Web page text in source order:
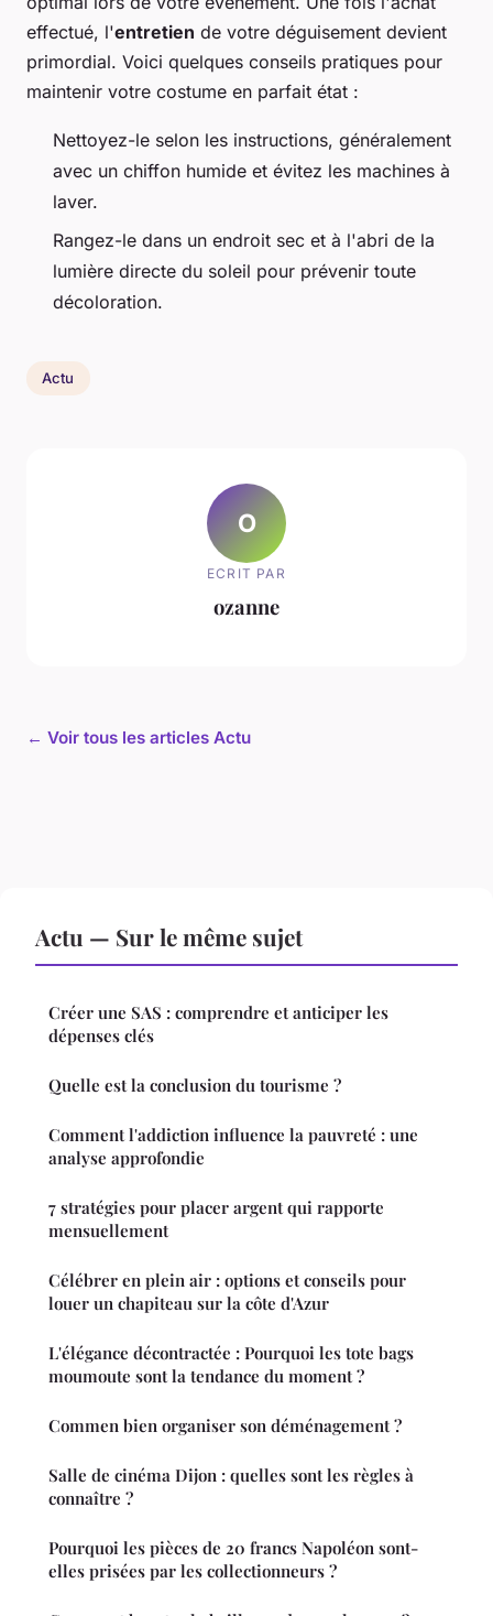
effectué, l'entretien de votre déguisement devient
primordial. Voici quelques conseils pratiques pour
maintenir votre costume en parfait état :
Nettoyez-le selon les instructions, généralement
avec un chiffon humide et évitez les machines à
laver.
Rangez-le dans un endroit sec et à l'abri de la
lumière directe du soleil pour prévenir toute
décoloration.
Actu
O
ECRIT PAR
ozanne
← Voir tous les articles Actu
Actu — Sur le même sujet
Créer une SAS : comprendre et anticiper les
dépenses clés
Quelle est la conclusion du tourisme ?
Comment l'addiction influence la pauvreté : une
analyse approfondie
7 stratégies pour placer argent qui rapporte
mensuellement
Célébrer en plein air : options et conseils pour
louer un chapiteau sur la côte d'Azur
L'élégance décontractée : Pourquoi les tote bags
moumoute sont la tendance du moment ?
Commen bien organiser son déménagement ?
Salle de cinéma Dijon : quelles sont les règles à
connaître ?
Pourquoi les pièces de 20 francs Napoléon sont-
elles prisées par les collectionneurs ?